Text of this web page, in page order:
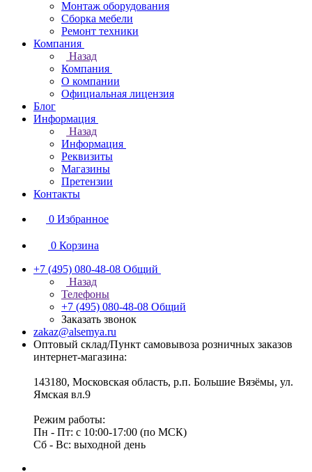
Монтаж оборудования
Сборка мебели
Ремонт техники
Компания
Назад
Компания
О компании
Официальная лицензия
Блог
Информация
Назад
Информация
Реквизиты
Магазины
Претензии
Контакты
0 Избранное
0 Корзина
+7 (495) 080-48-08 Общий
Назад
Телефоны
+7 (495) 080-48-08 Общий
Заказать звонок
zakaz@alsemya.ru
Оптовый склад/Пункт самовывоза розничных заказов
интернет-магазина:
143180, Московская область, р.п. Большие Вязёмы, ул.
Ямская вл.9
Режим работы:
Пн - Пт: с 10:00-17:00 (по МСК)
Сб - Вс: выходной день